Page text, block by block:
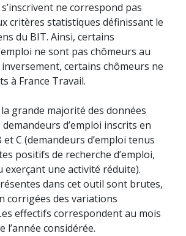
ne correspond pas
critères statistiques définissant le
du BIT. Ainsi, certains
ne sont pas chômeurs au
certains chômeurs ne
à France Travail.
grande majorité des données
d’emploi inscrits en
C (demandeurs d’emploi tenus
positifs de recherche d’emploi,
exerçant une activité réduite).
dans cet outil sont brutes,
corrigées des variations
effectifs correspondent au mois
l’année considérée.